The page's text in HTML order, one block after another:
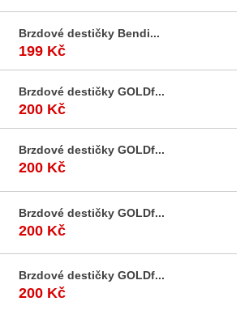
Brzdové destičky Bendi...
199 Kč
Brzdové destičky GOLDf...
200 Kč
Brzdové destičky GOLDf...
200 Kč
Brzdové destičky GOLDf...
200 Kč
Brzdové destičky GOLDf...
200 Kč